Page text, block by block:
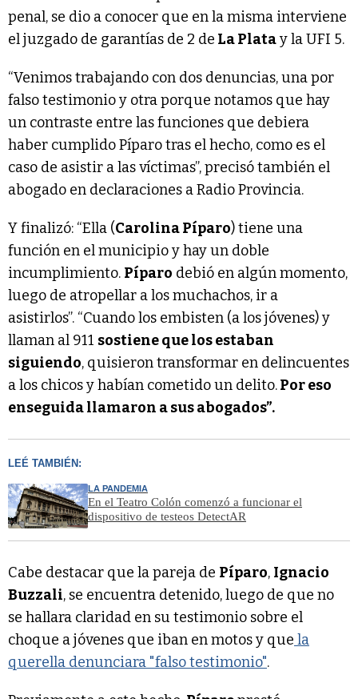
penal, se dio a conocer que en la misma interviene
el juzgado de garantías de 2 de La Platay la UFI 5.
“Venimos trabajando con dos denuncias, una por
falso testimonio y otra porque notamos que hay
un contraste entre las funciones que debiera
haber cumplido Píparo tras el hecho, como es el
caso de asistir a las víctimas”, precisó también el
abogado en declaraciones a Radio Provincia.
Y finalizó: “Ella (Carolina Píparo) tiene una
función en el municipio y hay un doble
incumplimiento. Píparo debió en algún momento,
luego de atropellar a los muchachos, ir a
asistirlos”. “Cuando los embisten (a los jóvenes) y
llaman al 911 sostiene que los estaban
siguiendo, quisieron transformar en delincuentes
a los chicos y habían cometido un delito.Por eso
enseguida llamaron a sus abogados”.
LEÉ TAMBIÉN:
LA PANDEMIA
En el Teatro Colón comenzó a funcionar el
dispositivo de testeos DetectAR
Cabe destacar que la pareja de Píparo, Ignacio
Buzzali, se encuentra detenido, luego de que no
se hallara claridad en su testimonio sobre el
choque a jóvenes que iban en motos y que la
querella denunciara "falso testimonio".